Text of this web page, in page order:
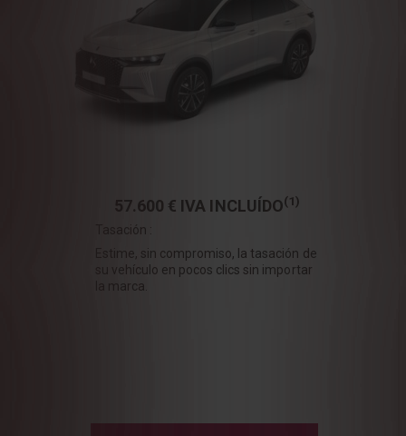
57.600 € IVA INCLUÍDO(1)
Tasación :
Estime, sin compromiso, la tasación de
su vehículo en pocos clics sin importar
la marca.